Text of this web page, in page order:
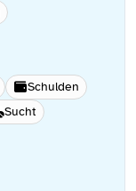
Schulden
Sucht